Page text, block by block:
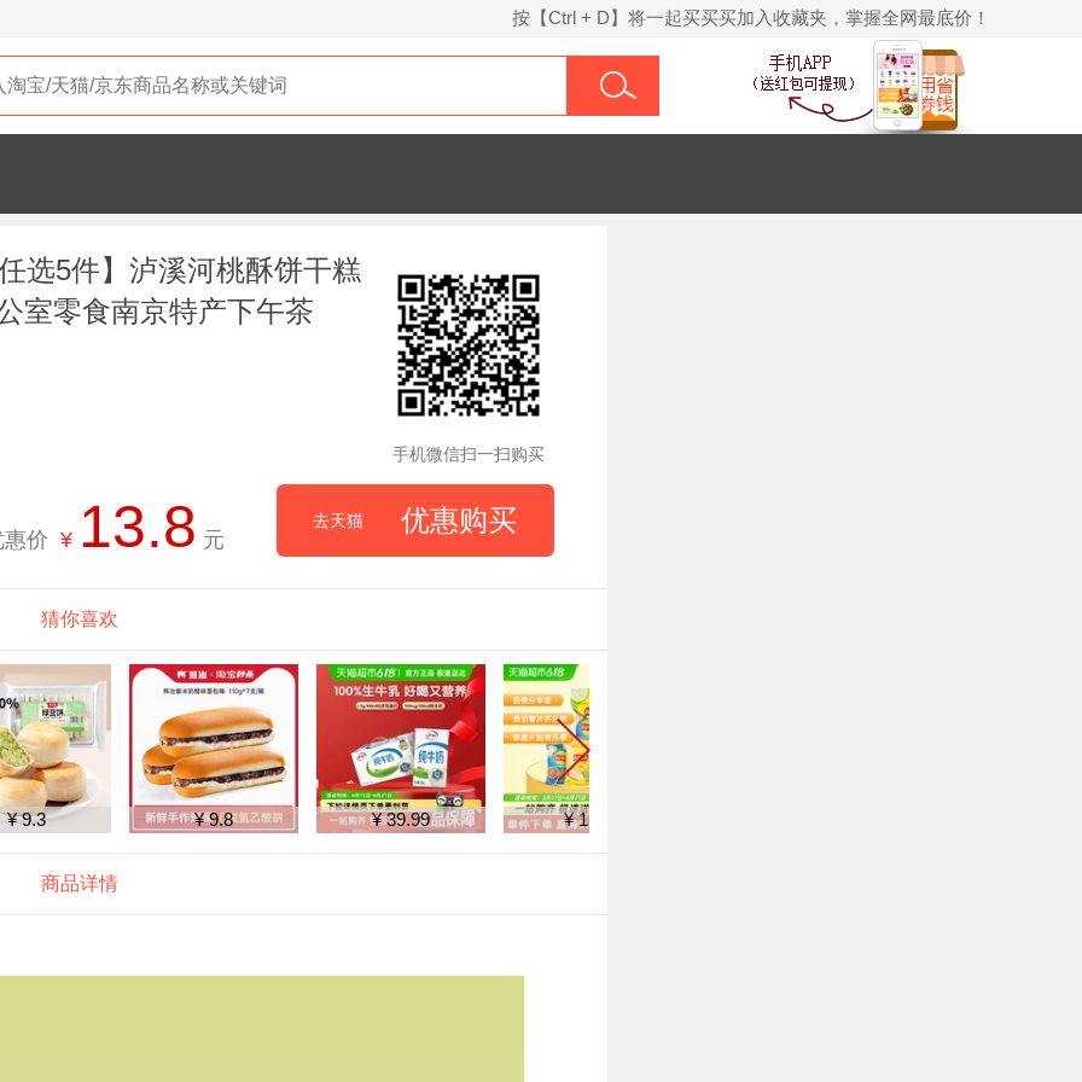
按【Ctrl + D】将一起买买买加入收藏夹，掌握全网最底价！
任选5件】泸溪河桃酥饼干糕
室零食南京特产下午茶
手机微信扫一扫购买
惠价 ¥ 13.8 元
去天猫 优惠购买
猜你喜欢
¥ 9.3 ¥ 9.8 ¥ 39.99 ¥ 15.9
商品详情